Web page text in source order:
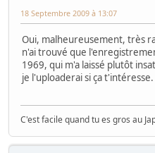
18 Septembre 2009 à 13:07
Oui, malheureusement, très
n'ai trouvé que
1969, qui m'a laissé plutôt
je l'uploaderai si ça t'intéresse.
C'est facile quand tu es gros au